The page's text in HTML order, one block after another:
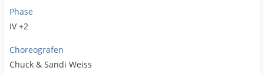
Phase
IV +2
Choreografen
Chuck & Sandi Weiss